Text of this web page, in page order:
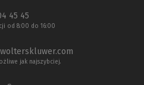
45 45
od 8:00 do 16:00
jak najszybciej.